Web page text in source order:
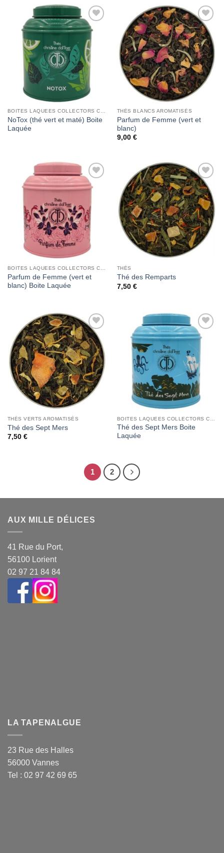
Add to
BOITES LAQUEES COLLECTORS CHRISTINE DATTNER
NoTox (thé vert et maté) Boite
Laquée
Add to
Wishlist
THÉS BLANCS AROMATISÉS
Parfum de Femme (vert et
blanc)
9,00 €
Add to
Wishlist
Parfum de Femme (vert et
blanc) Boite Laquée
Add to
Wishlist
THÉS
Thé des Remparts
7,50 €
Add to
Wishlist
THÉS VERTS AROMATISÉS
Thé des Sept Mers
7,50 €
Add to
Thé des Sept Mers Boite
Laquée
1 2
AUX MILLE DÉLICES
41 Rue du Port,
56100 Lorient
02 97 21 84 84
LA TAPENALGUE
23 Rue des Halles
56000 Vannes
Tel : 02 97 42 69 65